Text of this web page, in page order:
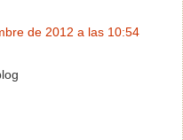
de 2012 a las 10:54